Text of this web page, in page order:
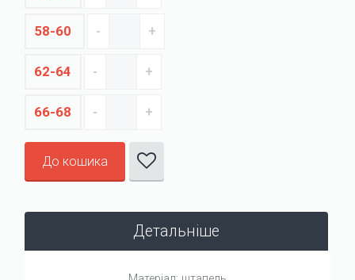
58-60
62-64
66-68
До кошика
Детальніше